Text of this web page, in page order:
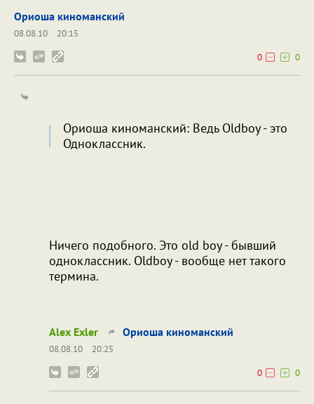
Ориоша киноманский
08.08.10
20:15
0
0
Ориоша киноманский: Ведь Oldboy - это
Одноклассник.
Ничего подобного. Это old boy - бывший
одноклассник. Oldboy - вообще нет такого
термина.
Alex Exler Ориоша киноманский
08.08.10
20:25
0
0